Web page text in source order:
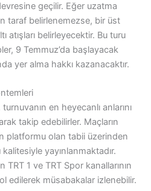
geçilir. Eğer uzatma
taraf belirlenemezse, bir üst
atışları belirleyecektir. Bu turu
9 Temmuz’da başlayacak
yer alma hakkı kazanacaktır.
en heyecanlı anlarını
takip edebilirler. Maçların
platformu olan tabii üzerinden
yayınlanmaktadır.
1 ve TRT Spor kanallarının
edilerek müsabakalar izlenebilir.